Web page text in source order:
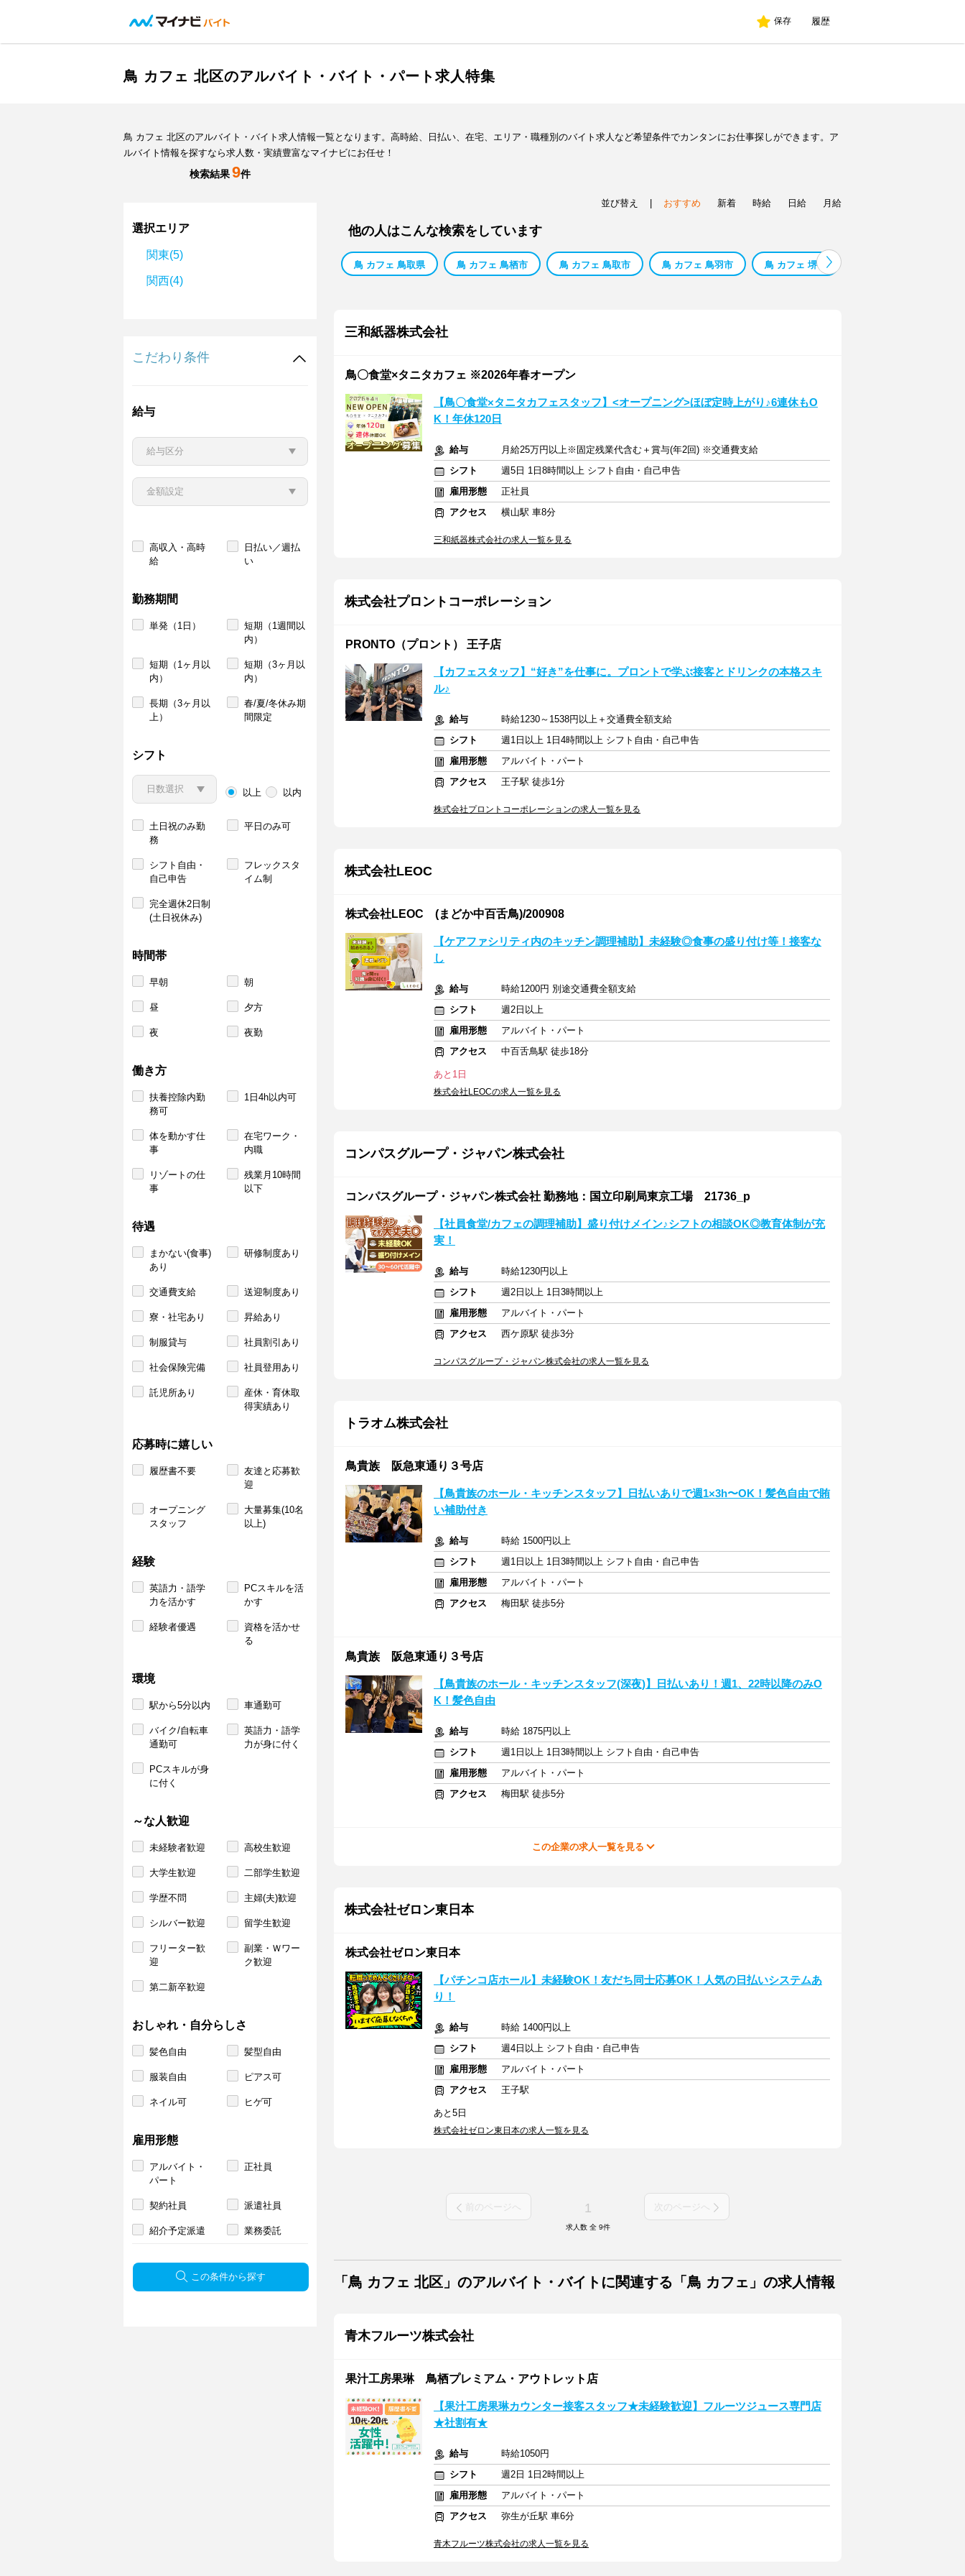
保存 履歴
鳥 カフェ 北区のアルバイト・バイト・パート求人特集
鳥 カフェ 北区のアルバイト・バイト求人情報一覧となります。高時給、日払い、在宅、エリア・職種別のバイト求人など希望条件でカンタンにお仕事探しができます。ア
ルバイト情報を探すなら求人数・実績豊富なマイナビにお任せ！
検索結果9件
選択エリア
関東(5)
関西(4)
こだわり条件
給与
高収入・高時
給
日払い／週払
い
勤務期間
単発（1日）
短期（1週間以
内）
短期（1ヶ月以
内）
短期（3ヶ月以
内）
長期（3ヶ月以
上）
春/夏/冬休み期
間限定
シフト
以上 以内
土日祝のみ勤
務
平日のみ可
シフト自由・
自己申告
フレックスタ
イム制
完全週休2日制
(土日祝休み)
時間帯
早朝 朝
昼 夕方
夜 夜勤
働き方
扶養控除内勤
務可
1日4h以内可
体を動かす仕
事
在宅ワーク・
内職
リゾートの仕
事
残業月10時間
以下
待遇
まかない(食事)
あり
研修制度あり
交通費支給 送迎制度あり
寮・社宅あり 昇給あり
制服貸与 社員割引あり
社会保険完備 社員登用あり
託児所あり
産休・育休取
得実績あり
応募時に嬉しい
履歴書不要
友達と応募歓
迎
オープニング
スタッフ
大量募集(10名
以上)
経験
英語力・語学
力を活かす
PCスキルを活
かす
経験者優遇
資格を活かせ
る
環境
駅から5分以内 車通勤可
バイク/自転車
通勤可
英語力・語学
力が身に付く
PCスキルが身
に付く
～な人歓迎
未経験者歓迎 高校生歓迎
大学生歓迎 二部学生歓迎
学歴不問 主婦(夫)歓迎
シルバー歓迎 留学生歓迎
フリーター歓
迎
副業・Ｗワー
ク歓迎
第二新卒歓迎
おしゃれ・自分らしさ
髪色自由 髪型自由
服装自由 ピアス可
ネイル可 ヒゲ可
雇用形態
アルバイト・
パート
正社員
契約社員 派遣社員
紹介予定派遣 業務委託
この条件から探す
並び替え おすすめ 新着 時給 日給 月給
他の人はこんな検索をしています
鳥 カフェ 鳥取県 鳥 カフェ 鳥栖市 鳥 カフェ 鳥取市 鳥 カフェ 鳥羽市 鳥 カフェ 堺市
三和紙器株式会社
鳥〇食堂×タニタカフェ ※2026年春オープン
【鳥〇食堂×タニタカフェスタッフ】<オープニング>ほぼ定時上がり♪6連休もO
K！年休120日
給与
月給25万円以上※固定残業代含む＋賞与(年2回) ※交通費支給
シフト
週5日 1日8時間以上 シフト自由・自己申告
雇用形態
正社員
アクセス
横山駅 車8分
三和紙器株式会社の求人一覧を見る
株式会社プロントコーポレーション
PRONTO（プロント） 王子店
【カフェスタッフ】“好き”を仕事に。プロントで学ぶ接客とドリンクの本格スキ
ル♪
給与
時給1230～1538円以上＋交通費全額支給
シフト
週1日以上 1日4時間以上 シフト自由・自己申告
雇用形態
アルバイト・パート
アクセス
王子駅 徒歩1分
株式会社プロントコーポレーションの求人一覧を見る
株式会社LEOC
株式会社LEOC (まどか中百舌鳥)/200908
【ケアファシリティ内のキッチン調理補助】未経験◎食事の盛り付け等！接客な
し
給与
時給1200円 別途交通費全額支給
シフト
週2日以上
雇用形態
アルバイト・パート
アクセス
中百舌鳥駅 徒歩18分
あと1日
株式会社LEOCの求人一覧を見る
コンパスグループ・ジャパン株式会社
コンパスグループ・ジャパン株式会社 勤務地：国立印刷局東京工場 21736_p
【社員食堂/カフェの調理補助】盛り付けメイン♪シフトの相談OK◎教育体制が充
実！
給与
時給1230円以上
シフト
週2日以上 1日3時間以上
雇用形態
アルバイト・パート
アクセス
西ケ原駅 徒歩3分
コンパスグループ・ジャパン株式会社の求人一覧を見る
トラオム株式会社
鳥貴族 阪急東通り３号店
【鳥貴族のホール・キッチンスタッフ】日払いありで週1×3h〜OK！髪色自由で賄
い補助付き
給与
時給 1500円以上
シフト
週1日以上 1日3時間以上 シフト自由・自己申告
雇用形態
アルバイト・パート
アクセス
梅田駅 徒歩5分
鳥貴族 阪急東通り３号店
【鳥貴族のホール・キッチンスタッフ(深夜)】日払いあり！週1、22時以降のみO
K！髪色自由
給与
時給 1875円以上
シフト
週1日以上 1日3時間以上 シフト自由・自己申告
雇用形態
アルバイト・パート
アクセス
梅田駅 徒歩5分
この企業の求人一覧を見る
株式会社ゼロン東日本
株式会社ゼロン東日本
【パチンコ店ホール】未経験OK！友だち同士応募OK！人気の日払いシステムあ
り！
給与
時給 1400円以上
シフト
週4日以上 シフト自由・自己申告
雇用形態
アルバイト・パート
アクセス
王子駅
あと5日
株式会社ゼロン東日本の求人一覧を見る
前のページへ 1 次のページへ
求人数 全 9件
「鳥 カフェ 北区」のアルバイト・バイトに関連する「鳥 カフェ」の求人情報
青木フルーツ株式会社
果汁工房果琳 鳥栖プレミアム・アウトレット店
【果汁工房果琳カウンター接客スタッフ★未経験歓迎】フルーツジュース専門店
★社割有★
給与
時給1050円
シフト
週2日 1日2時間以上
雇用形態
アルバイト・パート
アクセス
弥生が丘駅 車6分
青木フルーツ株式会社の求人一覧を見る